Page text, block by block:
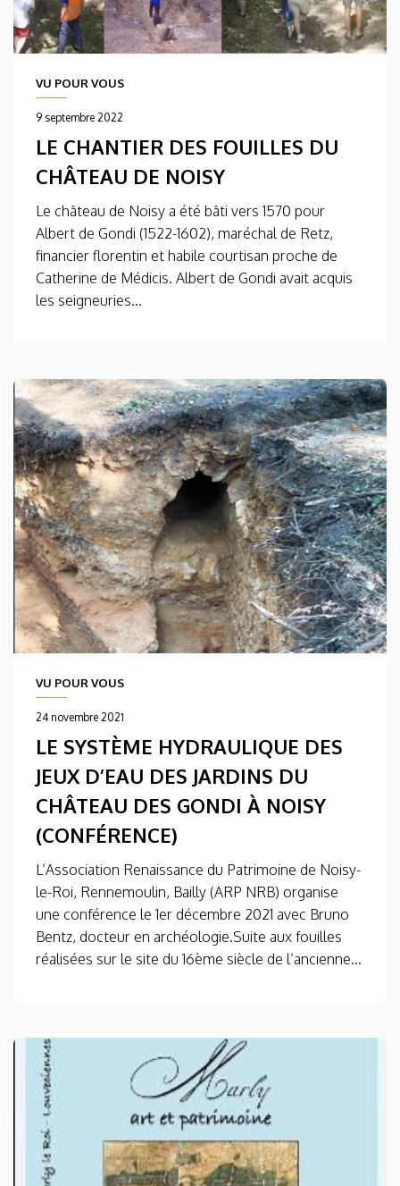
VU POUR VOUS
9 septembre 2022
LE CHANTIER DES FOUILLES DU
CHÂTEAU DE NOISY
Le château de Noisy a été bâti vers 1570 pour
Albert de Gondi (1522-1602), maréchal de Retz,
financier florentin et habile courtisan proche de
Catherine de Médicis. Albert de Gondi avait acquis
les seigneuries...
VU POUR VOUS
24 novembre 2021
LE SYSTÈME HYDRAULIQUE DES
JEUX D’EAU DES JARDINS DU
CHÂTEAU DES GONDI À NOISY
(CONFÉRENCE)
L’Association Renaissance du Patrimoine de Noisy-
le-Roi, Rennemoulin, Bailly (ARP NRB) organise
une conférence le 1er décembre 2021 avec Bruno
Bentz, docteur en archéologie.Suite aux fouilles
réalisées sur le site du 16ème siècle de l’ancienne...